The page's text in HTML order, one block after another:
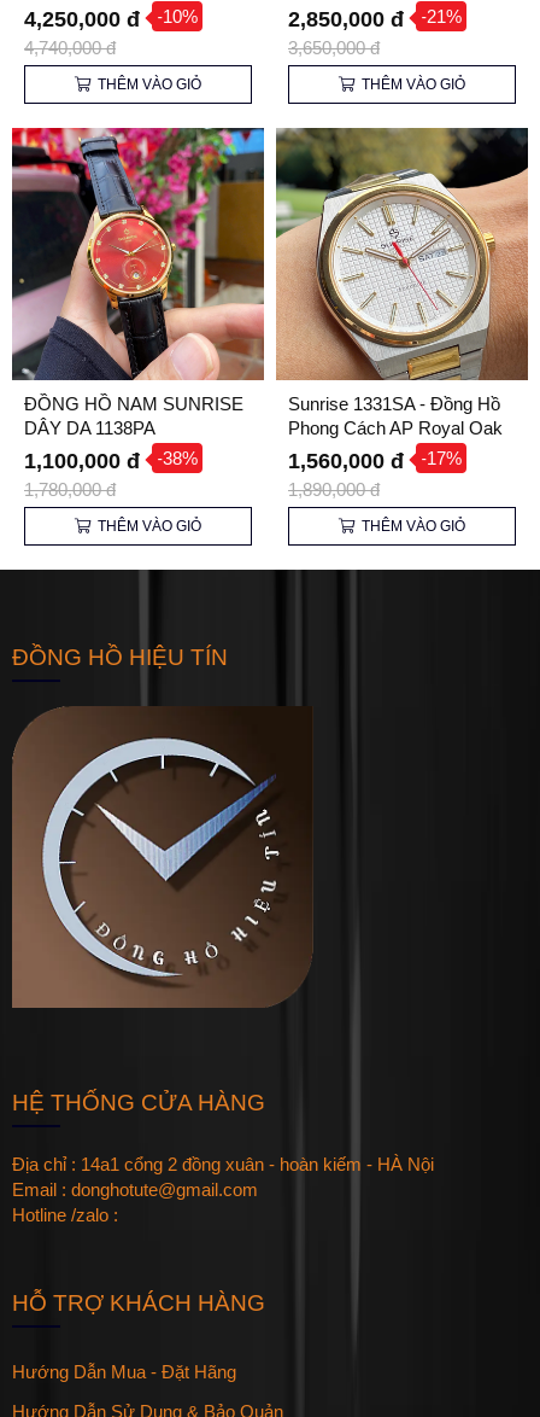
4,250,000 đ -10%
4,740,000 đ
THÊM VÀO GIỎ
2,850,000 đ -21%
3,650,000 đ
THÊM VÀO GIỎ
ĐỒNG HỒ NAM SUNRISE
DÂY DA 1138PA
1,100,000 đ -38%
1,780,000 đ
THÊM VÀO GIỎ
Sunrise 1331SA - Đồng Hồ
Phong Cách AP Royal Oak
Đẳng Cấp | Kính Sapphire,
Máy Nhật
1,560,000 đ -17%
1,890,000 đ
THÊM VÀO GIỎ
ĐỒNG HỒ HIỆU TÍN
HỆ THỐNG CỬA HÀNG
Địa chỉ : 14a1 cổng 2 đồng xuân - hoàn kiếm - HÀ Nội
Email : donghotute@gmail.com
Hotline /zalo :
HỖ TRỢ KHÁCH HÀNG
Hướng Dẫn Mua - Đặt Hãng
Hướng Dẫn Sử Dụng & Bảo Quản